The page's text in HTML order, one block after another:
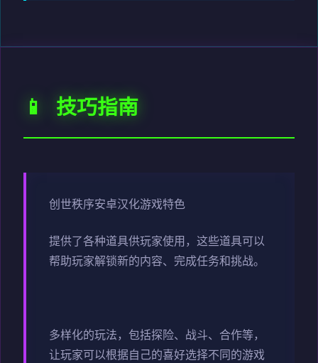
📱 技巧指南
创世秩序安卓汉化游戏特色
提供了各种道具供玩家使用，这些道具可以
帮助玩家解锁新的内容、完成任务和挑战。
多样化的玩法，包括探险、战斗、合作等，
让玩家可以根据自己的喜好选择不同的游戏